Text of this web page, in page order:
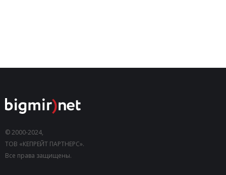
© 2000-2024,
ТОВ «КЕПРЕЙТ ПАРТНЕРС».
Все права защищены.